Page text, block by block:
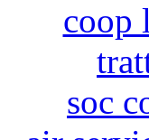
coop
soc